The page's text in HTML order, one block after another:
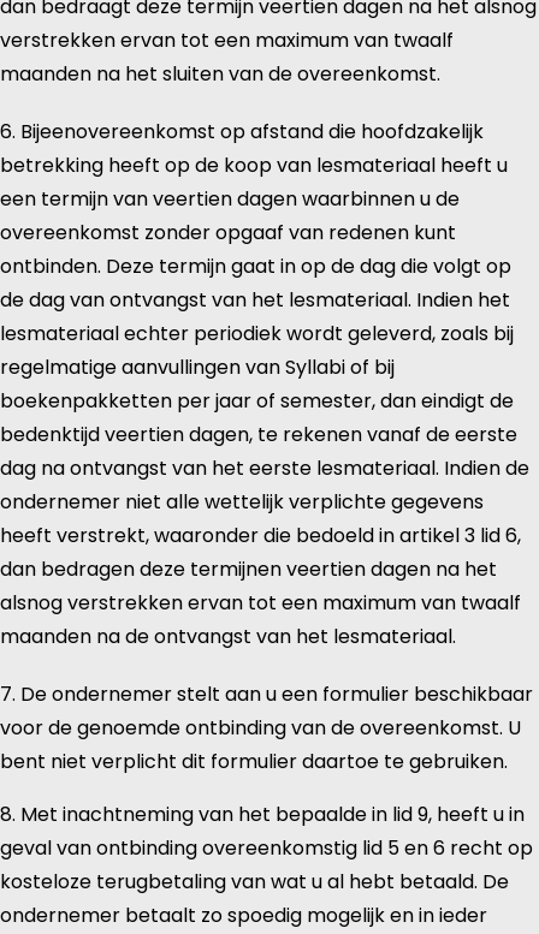
dan bedraagt deze termijn veertien dagen na het alsnog
verstrekken ervan tot een maximum van twaalf
maanden na het sluiten van de overeenkomst.
6. Bijeenovereenkomst op afstand die hoofdzakelijk
betrekking heeft op de koop van lesmateriaal heeft u
een termijn van veertien dagen waarbinnen u de
overeenkomst zonder opgaaf van redenen kunt
ontbinden. Deze termijn gaat in op de dag die volgt op
de dag van ontvangst van het lesmateriaal. Indien het
lesmateriaal echter periodiek wordt geleverd, zoals bij
regelmatige aanvullingen van Syllabi of bij
boekenpakketten per jaar of semester, dan eindigt de
bedenktijd veertien dagen, te rekenen vanaf de eerste
dag na ontvangst van het eerste lesmateriaal. Indien de
ondernemer niet alle wettelijk verplichte gegevens
heeft verstrekt, waaronder die bedoeld in artikel 3 lid 6,
dan bedragen deze termijnen veertien dagen na het
alsnog verstrekken ervan tot een maximum van twaalf
maanden na de ontvangst van het lesmateriaal.
7. De ondernemer stelt aan u een formulier beschikbaar
voor de genoemde ontbinding van de overeenkomst. U
bent niet verplicht dit formulier daartoe te gebruiken.
8. Met inachtneming van het bepaalde in lid 9, heeft u in
geval van ontbinding overeenkomstig lid 5 en 6 recht op
kosteloze terugbetaling van wat u al hebt betaald. De
ondernemer betaalt zo spoedig mogelijk en in ieder